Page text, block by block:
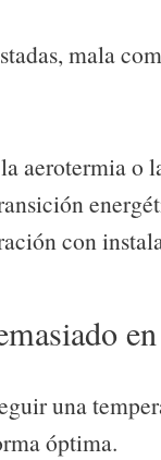
mala
aerotermia o
con
una
óptima.